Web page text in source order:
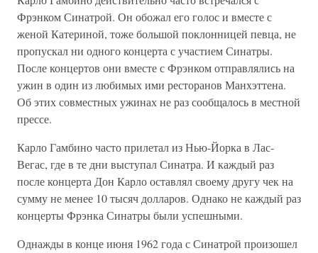
Фрэнком Синатрой. Он обожал его голос и вместе с
женой Катериной, тоже большой поклонницей певца, не
пропускал ни одного концерта с участием Синатры.
После концертов они вместе с Фрэнком отправлялись на
ужин в один из любимых ими ресторанов Манхэттена.
Об этих совместных ужинах не раз сообщалось в местной
прессе.
Карло Гамбино часто прилетал из Нью-Йорка в Лас-
Вегас, где в те дни выступал Синатра. И каждый раз
после концерта Дон Карло оставлял своему другу чек на
сумму не менее 10 тысяч долларов. Однако не каждый раз
концерты Фрэнка Синатры были успешными.
Однажды в конце июня 1962 года с Синатрой произошел